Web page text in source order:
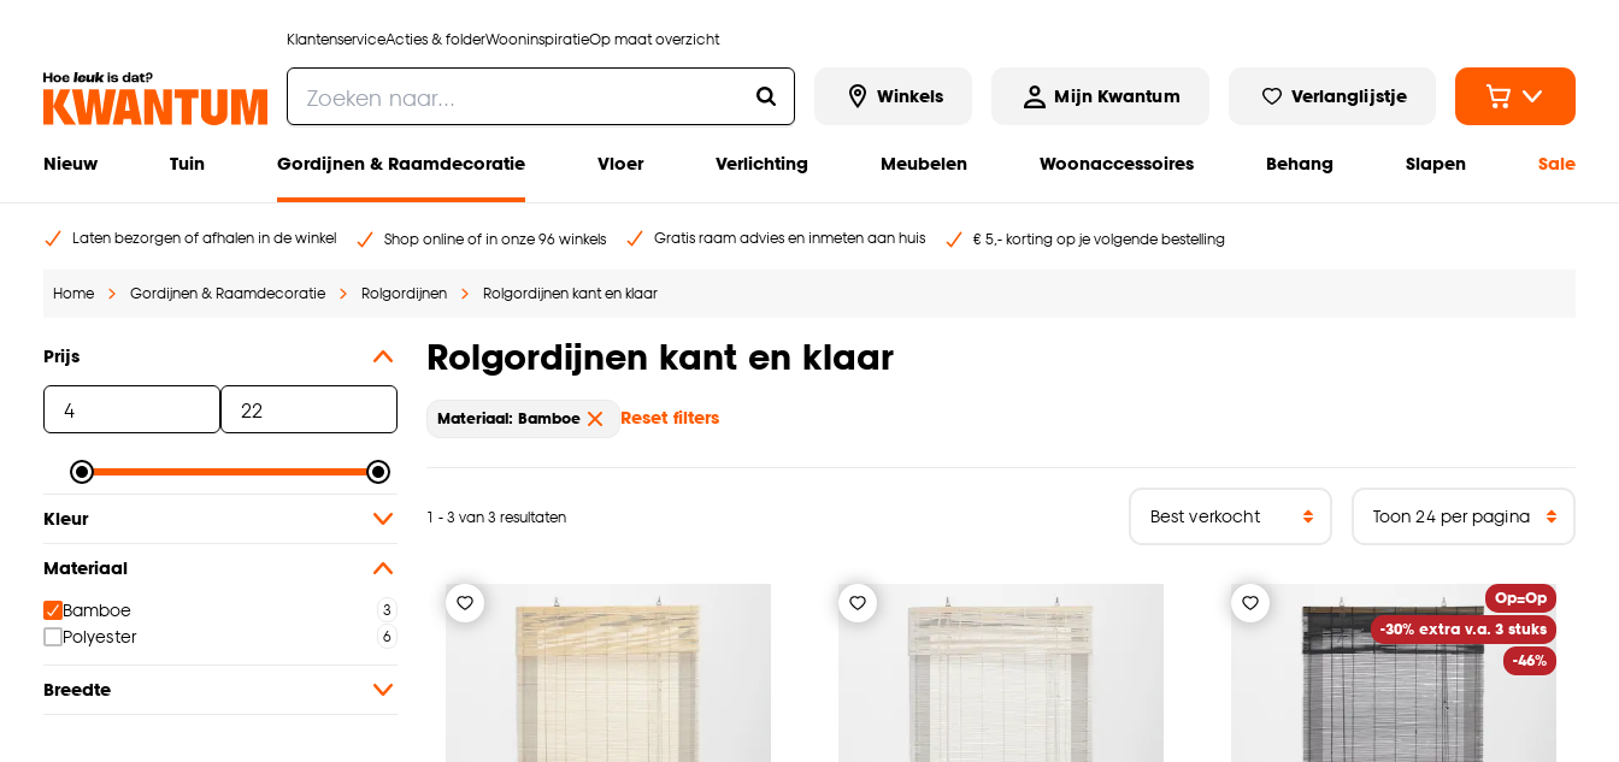
KlantenserviceActies & folderWooninspiratieOp maat overzicht
Winkels Mijn Kwantum Verlanglijstje
Nieuw Tuin Gordijnen & Raamdecoratie Vloer Verlichting Meubelen Woonaccessoires Behang Slapen Sale
Laten bezorgen of afhalen in de winkel Shop online of in onze 96 winkels Gratis raam advies en inmeten aan huis € 5,- korting op je volgende bestelling
Home Gordijnen & Raamdecoratie Rolgordijnen Rolgordijnen kant en klaar
Prijs
Kleur
Materiaal
Bamboe
Polyester
Breedte
Rolgordijnen kant en klaar
Materiaal: Bamboe Reset filters
1 - 3 van 3 resultaten
Op=Op
-30% extra v.a. 3 stuks
-46%